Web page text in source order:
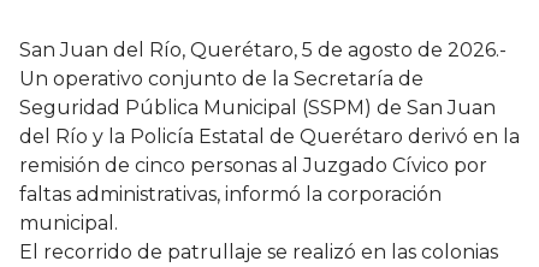
San Juan del Río, Querétaro, 5 de agosto de 2026.-
Un operativo conjunto de la Secretaría de
Seguridad Pública Municipal (SSPM) de San Juan
del Río y la Policía Estatal de Querétaro derivó en la
remisión de cinco personas al Juzgado Cívico por
faltas administrativas, informó la corporación
municipal.
El recorrido de patrullaje se realizó en las colonias